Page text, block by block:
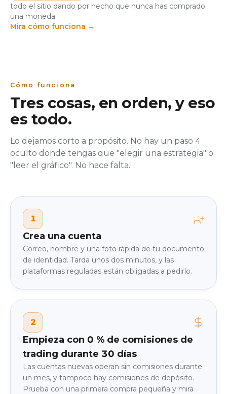
todo el sitio dando por hecho que nunca has comprado
una moneda.
Mira cómo funciona →
Cómo funciona
Tres cosas, en orden, y eso
es todo.
Lo dejamos corto a propósito. No hay un paso 4
oculto donde tengas que "elegir una estrategia" o
"leer el gráfico". No hace falta.
1
Crea una cuenta
Correo, nombre y una foto rápida de tu documento
de identidad. Tarda unos dos minutos, y las
plataformas reguladas están obligadas a pedirlo.
2
Empieza con 0 % de comisiones de
trading durante 30 días
Las cuentas nuevas operan sin comisiones durante
un mes, y tampoco hay comisiones de depósito.
Prueba con una primera compra pequeña y mira